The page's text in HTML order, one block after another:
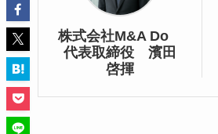
株式会社M&A Do
代表取締役 濱田
啓揮